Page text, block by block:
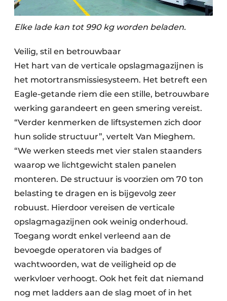
Elke lade kan tot 990 kg worden beladen.
Veilig, stil en betrouwbaar
Het hart van de verticale opslagmagazijnen is
het motortransmissiesysteem. Het betreft een
Eagle-getande riem die een stille, betrouwbare
werking garandeert en geen smering vereist.
“Verder kenmerken de liftsystemen zich door
hun solide structuur”, vertelt Van Mieghem.
“We werken steeds met vier stalen staanders
waarop we lichtgewicht stalen panelen
monteren. De structuur is voorzien om 70 ton
belasting te dragen en is bijgevolg zeer
robuust. Hierdoor vereisen de verticale
opslagmagazijnen ook weinig onderhoud.
Toegang wordt enkel verleend aan de
bevoegde operatoren via badges of
wachtwoorden, wat de veiligheid op de
werkvloer verhoogt. Ook het feit dat niemand
nog met ladders aan de slag moet of in het